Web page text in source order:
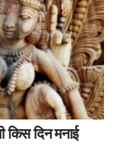
दिन मनाई